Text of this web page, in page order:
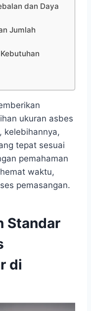
dan Daya
Jumlah
ukuran asbes
kelebihannya,
tepat sesuai
pemahaman
waktu,
pemasangan.
Standar
di